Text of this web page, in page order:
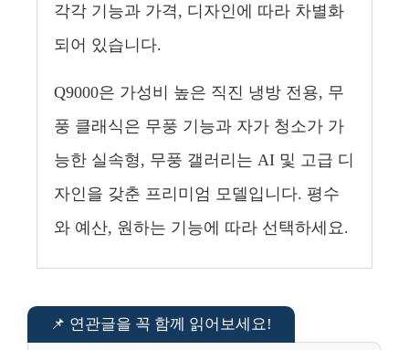
각각 기능과 가격, 디자인에 따라 차별화
되어 있습니다.
Q9000은 가성비 높은 직진 냉방 전용, 무
풍 클래식은 무풍 기능과 자가 청소가 가
능한 실속형, 무풍 갤러리는 AI 및 고급 디
자인을 갖춘 프리미엄 모델입니다. 평수
와 예산, 원하는 기능에 따라 선택하세요.